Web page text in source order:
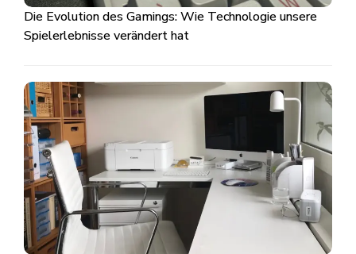
Die Evolution des Gamings: Wie Technologie unsere
Spielerlebnisse verändert hat